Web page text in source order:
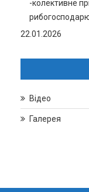
-колективне
22.01.2026
Відео
Галерея